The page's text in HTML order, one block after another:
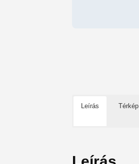
Leírás Térkép